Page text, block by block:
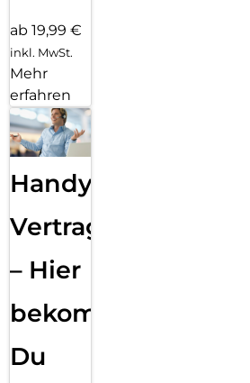
ab 19,99 €
inkl. MwSt.
Mehr
erfahren
Handy
Vertragsabwicklung
– Hier
bekommst
Du